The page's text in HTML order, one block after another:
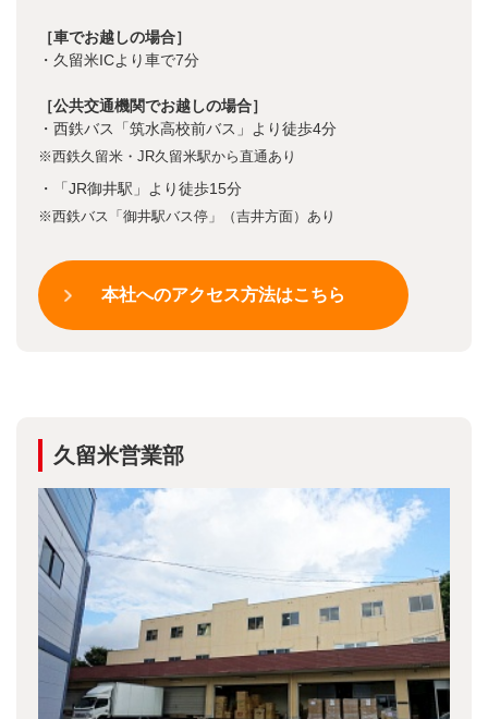
［車でお越しの場合］
・久留米ICより車で7分
［公共交通機関でお越しの場合］
・西鉄バス「筑水高校前バス」より徒歩4分
※西鉄久留米・JR久留米駅から直通あり
・「JR御井駅」より徒歩15分
※西鉄バス「御井駅バス停」（吉井方面）あり
本社へのアクセス方法はこちら
久留米営業部